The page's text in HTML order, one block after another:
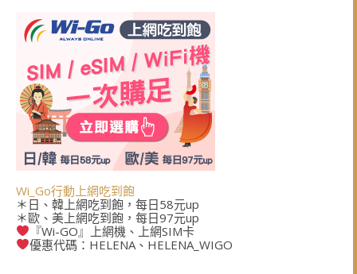
Wi_Go行動上網吃到飽
＊日、韓上網吃到飽，每日58元up
＊歐、美上網吃到飽，每日97元up
『Wi-GO』上網機、上網SIM卡
優惠代碼：HELENA、HELENA_WIGO